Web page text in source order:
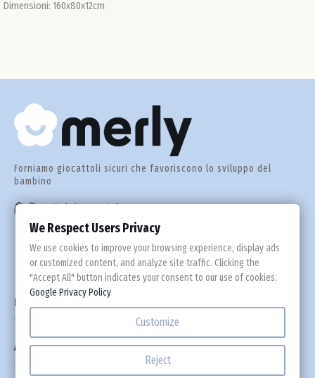
Dimensioni: 160x80x12cm
Forniamo giocattoli sicuri che favoriscono lo sviluppo del
bambino
Hai domande?
+39 0694 816 837
Informazioni 
Area Clienti 
We Respect Users Privacy
We use cookies to improve your browsing experience, display ads
or customized content, and analyze site traffic. Clicking the
"Accept All" button indicates your consent to our use of cookies.
Google Privacy Policy
Customize
Reject